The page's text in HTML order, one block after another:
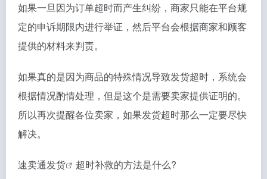
如果一旦因为订单超时而产生纠纷，商家只能在平台规
定的申诉期限内进行举证，然后平台会根据商家和顾客
提供的材料来判责。
如果真的是因为商品的特殊情况导致发货超时，系统会
根据情况酌情处理，但是这个是需要卖家提供证明的。
所以再次提醒各位卖家，如果发货超时那么一定要尽快
解决。
速卖通发货 超时补救的方法是什么?